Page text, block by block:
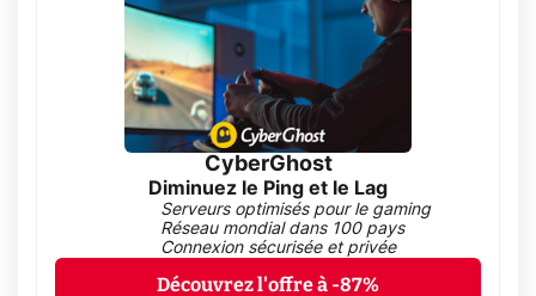
CyberGhost
Diminuez le Ping et le Lag
Serveurs optimisés pour le gaming
Réseau mondial dans 100 pays
Connexion sécurisée et privée
Découvrez l'offre à -87%